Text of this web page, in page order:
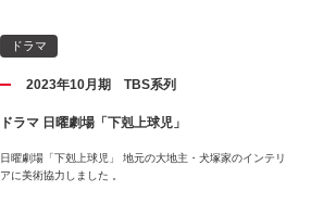
ドラマ
2023年10月期 TBS系列
ドラマ 日曜劇場「下剋上球児」
日曜劇場「下剋上球児」 地元の大地主・犬塚家のインテリ
アに美術協力しました 。